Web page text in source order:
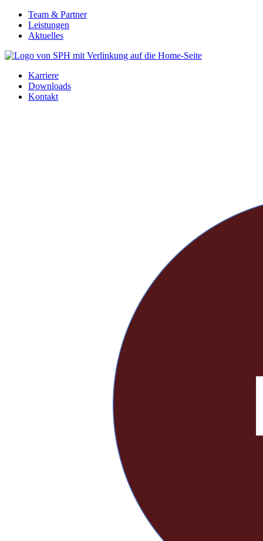
Zum
Inhalt
springen
Team & Partner
Leistungen
Aktuelles
Karriere
Downloads
Kontakt